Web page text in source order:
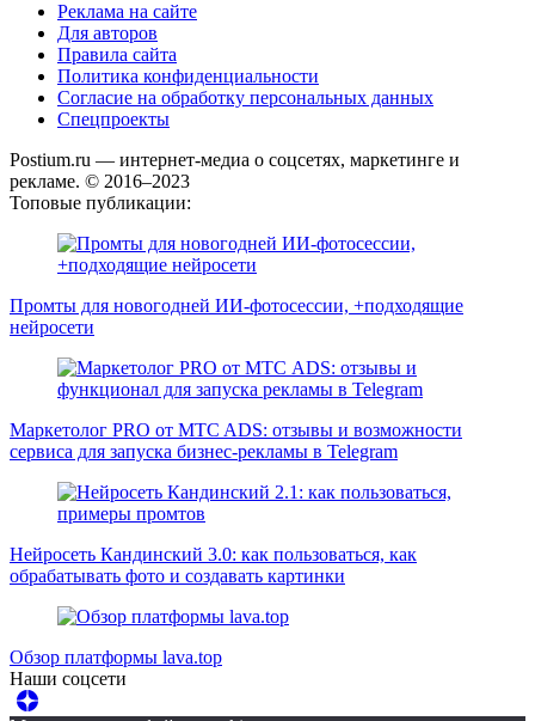
Реклама на сайте
Для авторов
Правила сайта
Политика конфиденциальности
Согласие на обработку персональных данных
Спецпроекты
Postium.ru — интернет-медиа о соцсетях, маркетинге и
рекламе. © 2016–2023
Топовые публикации:
Промты для новогодней ИИ-фотосессии, +подходящие
нейросети
Маркетолог PRO от MTC ADS: отзывы и возможности
сервиса для запуска бизнес-рекламы в Telegram
Нейросеть Кандинский 3.0: как пользоваться, как
обрабатывать фото и создавать картинки
Обзор платформы lava.top
Наши соцсети